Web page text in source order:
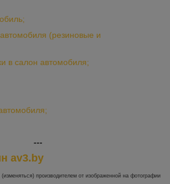
(резиновые и
в салон автомобиля;
---
av3.by
производителем от изображенной на фотографии